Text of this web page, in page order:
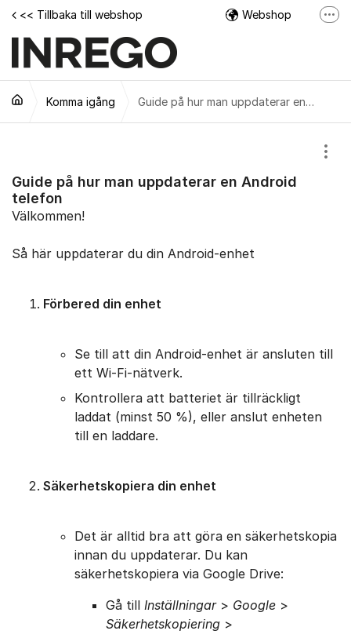
Hoppa till innehåll
<< Tillbaka till webshop Webshop
Tech Support Video
Komma igång Guide på hur man uppdaterar en Android telefon
Guide på hur man uppdaterar en Android
telefon
Välkommen!
Så här uppdaterar du din Android-enhet
Förbered din enhet
Se till att din Android-enhet är ansluten till
ett Wi-Fi-nätverk.
Kontrollera att batteriet är tillräckligt
laddat (minst 50 %), eller anslut enheten
till en laddare.
Säkerhetskopiera din enhet
Det är alltid bra att göra en säkerhetskopia
innan du uppdaterar. Du kan
säkerhetskopiera via Google Drive:
Gå till Inställningar> Google >
Säkerhetskopiering >